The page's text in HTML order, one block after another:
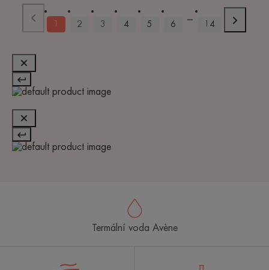
2 3 4 5 6 14
Termální voda Avène